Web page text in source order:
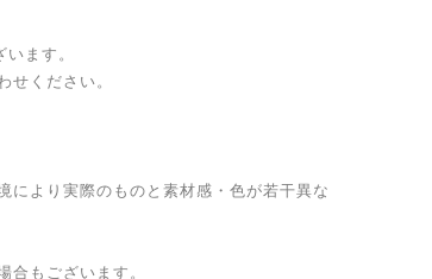
ます。
せください。
より実際のものと素材感・色が若干異な
もございます。